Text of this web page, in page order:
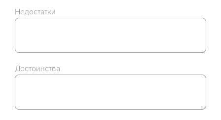
Недостатки
Достоинства